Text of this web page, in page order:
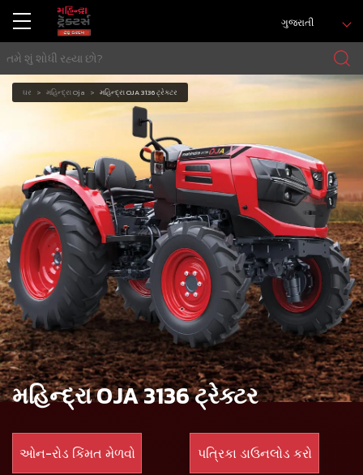
ગુજરાતી
ઘર મહિન્દ્રા Oja મહિન્દ્રા OJA 3136 ટ્રેક્ટર
મહિન્દ્રા OJA 3136 ટ્રેક્ટર
ઓન-રોડ કિંમત મેળવો પત્રિકા ડાઉનલોડ કરો